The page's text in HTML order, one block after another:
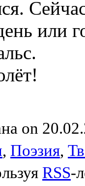
или
on
, Поэзия,
RSS-